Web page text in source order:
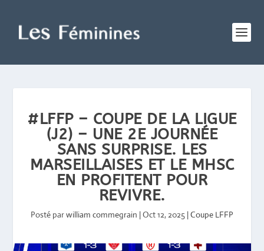
#LFFP – COUPE DE LA LIGUE
(J2) – UNE 2E JOURNÉE
SANS SURPRISE. LES
MARSEILLAISES ET LE MHSC
EN PROFITENT POUR
REVIVRE.
Posté parwilliam commegrain |Oct 12, 2025 |Coupe LFFP